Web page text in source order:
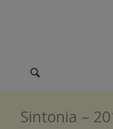
Sintonia –